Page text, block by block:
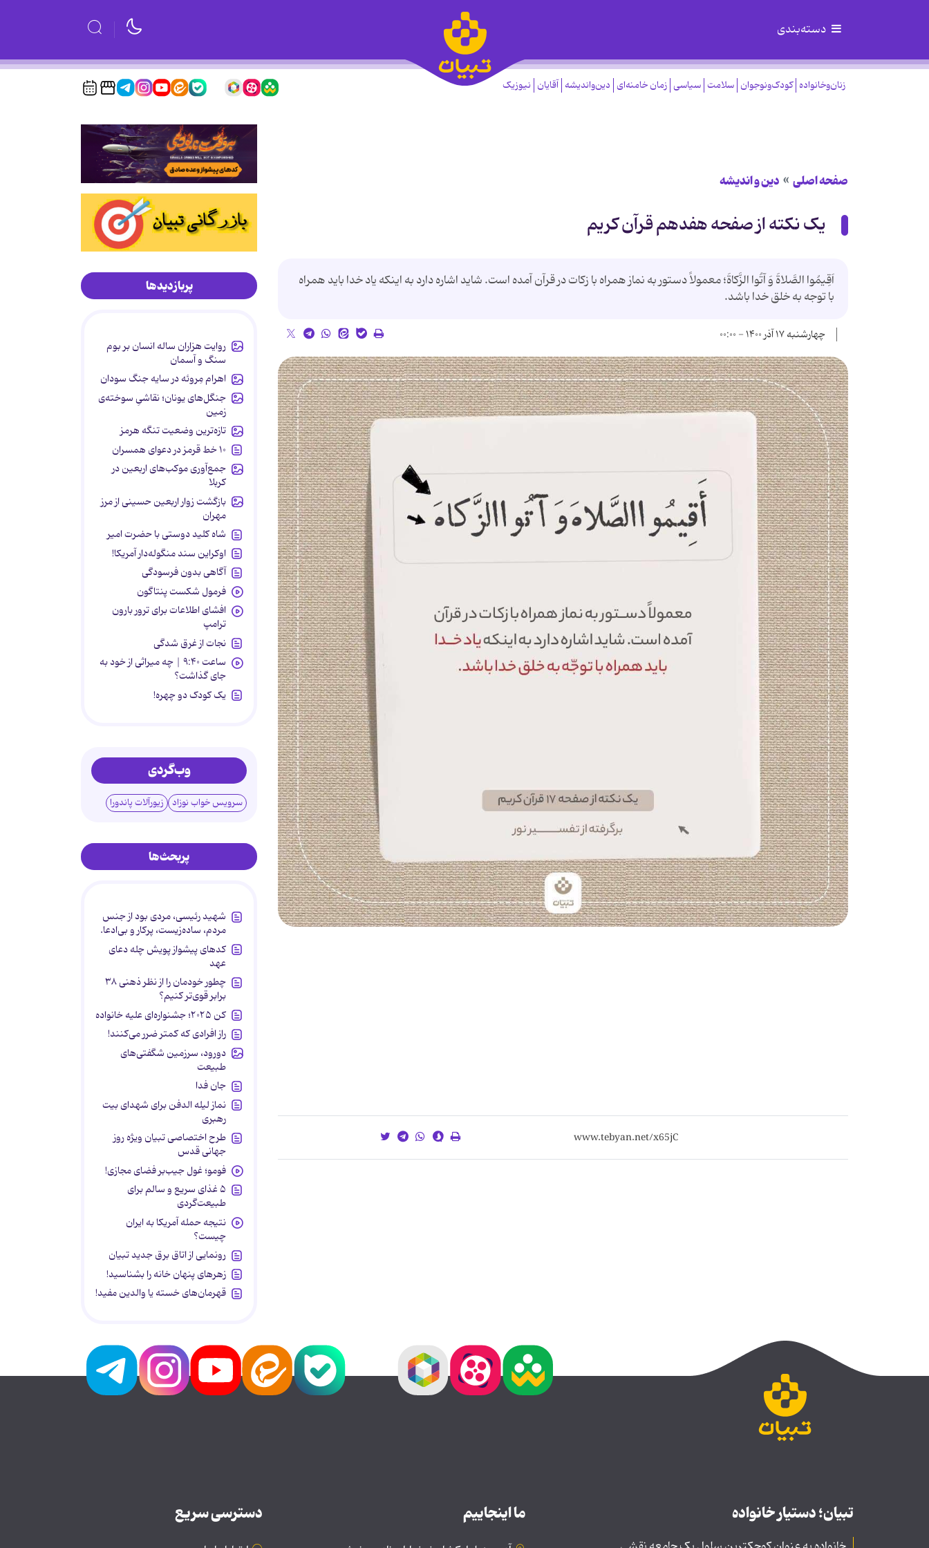
دسته‌بندی
زنان‌وخانواده کودک‌ونوجوان سلامت سیاسی زمان خامنه‌ای دین‌واندیشه آقایان نیوزیک
صفحه اصلی دین و اندیشه
یک نکته از صفحه هفدهم قرآن کریم
اَقِیمُوا الصَّلاةَ وَ آتُوا الزَّکاةَ؛ معمولاً دستور به نماز همراه با زکات در قرآن آمده است. شاید اشاره دارد به اینکه یاد خدا باید همراه
با توجه به خلق خدا باشد.
چهارشنبه ۱۷ آذر ۱۴۰۰ - ۰۰:۰۰
پربازدیدها
روایت هزاران ساله انسان بر بوم
سنگ و آسمان
اهرام مِروئه در سایه جنگ سودان
جنگل‌های یونان؛ نقاشیِ سوخته‌ی
زمین
تازه‌ترین وضعیت تنگه هرمز
۱۰ خط قرمز در دعوای همسران
جمع‌آوری موکب‌های اربعین در
کربلا
بازگشت زوار اربعین حسینی از مرز
مهران
شاه کلید دوستی با حضرت امیر
اوکراین سند منگوله‌دار آمریکا!
آگاهی بدون فرسودگی
فرمول شکست پنتاگون
افشای اطلاعات برای ترور بارون
ترامپ
نجات از غرق شدگی
ساعت ۹:۴۰ | چه میراثی از خود به
جای گذاشت؟
یک کودک دو چهره!
وب‌گردی
سرویس خواب نوزاد زیورآلات پاندورا
پربحث‌ها
شهید رئیسی، مردی بود از جنس
مردم، ساده‌زیست، پرکار و بی‌ادعا.
کدهای پیشواز پویش چله دعای
عهد
چطور خودمان را از نظر ذهنی ۳۸
برابر قوی‌تر کنیم؟
کن ۲۰۲۵؛ جشنواره‌ای علیه خانواده
راز افرادی که کمتر ضرر می‌کنند!
دورود، سرزمین شگفتی‌های
طبیعت
جان فدا
نماز لیله الدفن برای شهدای بیت
رهبری
طرح اختصاصی تبیان ویژه روز
جهانی قدس
فومو؛ غول جیب‌بر فضای مجازی!
۵ غذای سریع و سالم برای
طبیعت‌گردی
نتیجه حمله آمریکا به ایران
چیست؟
رونمایی از اتاق برق جدید تبیان
زهرهای پنهان خانه را بشناسید!
قهرمان‌های خسته یا والدین مفید!
تبیان؛ دستیار خانواده ما اینجاییم دسترسی سریع